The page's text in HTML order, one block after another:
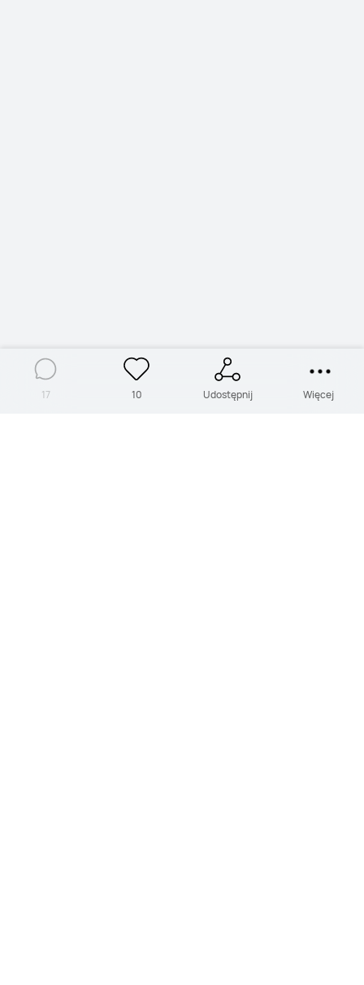
17 10 Udostępnij Więcej